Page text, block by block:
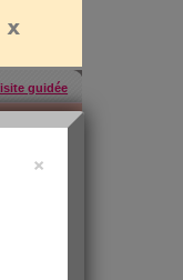
guidée
×